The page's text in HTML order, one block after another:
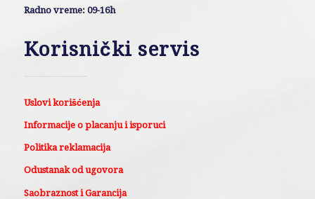
Radno vreme: 09-16h
Korisnički servis
Uslovi korišćenja
Informacije o placanju i isporuci
Politika reklamacija
Odustanak od ugovora
Saobraznost i Garancija